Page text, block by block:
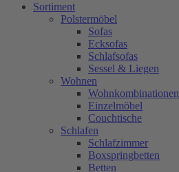
Sortiment
Polstermöbel
Sofas
Ecksofas
Schlafsofas
Sessel & Liegen
Wohnen
Wohnkombinationen
Einzelmöbel
Couchtische
Schlafen
Schlafzimmer
Boxspringbetten
Betten